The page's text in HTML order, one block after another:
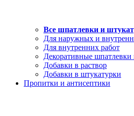
Все шпатлевки и
Для наружных и
Для внутренних работ
Декоративные шпатлевки
Добавки в раствор
Добавки в штукатурки
Пропитки и антисептики